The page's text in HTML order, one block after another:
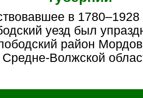
уезд был
район
Средне-Волжской